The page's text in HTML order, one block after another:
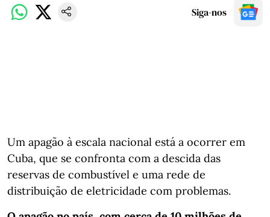
Siga-nos
Um apagão à escala nacional está a ocorrer em
Cuba, que se confronta com a descida das
reservas de combustível e uma rede de
distribuição de eletricidade com problemas.